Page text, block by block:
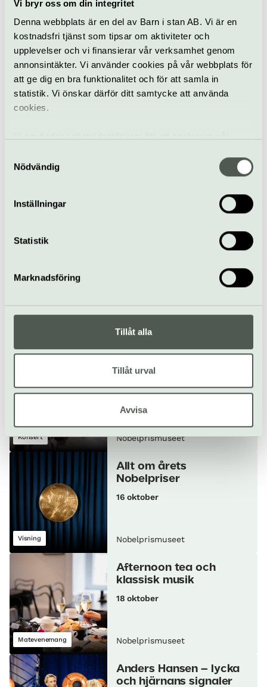
Vi bryr oss om din integritet
Denna webbplats är en del av Barn i stan AB. Vi är en
kostnadsfri tjänst som tipsar om aktiviteter och
upplevelser och vi finansierar vår verksamhet genom
annonsintäkter. Vi använder cookies på vår webbplats för
att ge dig en bra funktionalitet och för att samla in
statistik. Vi önskar därför ditt samtycke att använda
cookies.
samt tillhandahålla funktioner för sociala medier. Vi
vidarebefordrar även sådana identifierare och annan
information från din enhet till de sociala medier och
annons- och analysföretag som vi samarbetar med.
information som du har tillhandahållit eller som de har
Nödvändig
Inställningar
Statistik
Marknadsföring
Tillåt alla
Tillåt urval
Avvisa
Poesi & läsning Nobelprismuseet
Mat, musik och poesi
11 september
Människan i rymden
Konsert
Nobelprismuseet
Konsert
Mellan data och känsla
Nobelprismuseet
Visning
Allt om årets
Nobelpriser
16 oktober
Nobelprismuseet
Matevenemang
Afternoon tea och
klassisk musik
18 oktober
Nobelprismuseet
Anders Hansen – lycka
och hjärnans signaler